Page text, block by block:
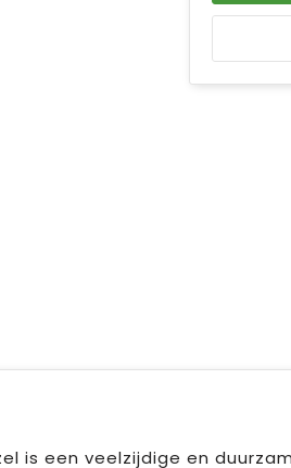
is een veelzijdige en